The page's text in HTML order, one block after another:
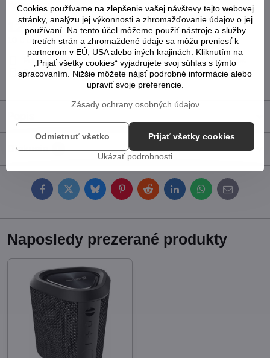
Vypredané
12,30 €
bez DPH
Pridať k Obľúbeným Otázka k produktu
Strážny pes
Doručenia
Diskusia 0
FacebookTwitterBlueskyPinterestRedditLinkedInWhatsApp
E-
mail
Naposledy prezerané produkty
Cookies používame na zlepšenie vašej návštevy tejto webovej
stránky, analýzu jej výkonnosti a zhromažďovanie údajov o jej
používaní. Na tento účel môžeme použiť nástroje a služby
tretích strán a zhromaždené údaje sa môžu preniesť k
partnerom v EÚ, USA alebo iných krajinách. Kliknutím na
„Prijať všetky cookies“ vyjadrujete svoj súhlas s týmto
spracovaním. Nižšie môžete nájsť podrobné informácie alebo
upraviť svoje preferencie.
Zásady ochrany osobných údajov
Ukázať podrobnosti
Prijať všetky cookies
Odmietnuť všetko